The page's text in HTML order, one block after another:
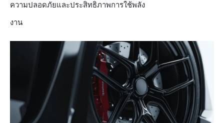
ความปลอดภัยและประสิทธิภาพการใช้พลัง
งาน​